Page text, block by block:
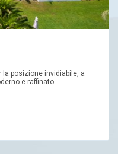
posizione invidiabile, a
e raffinato.